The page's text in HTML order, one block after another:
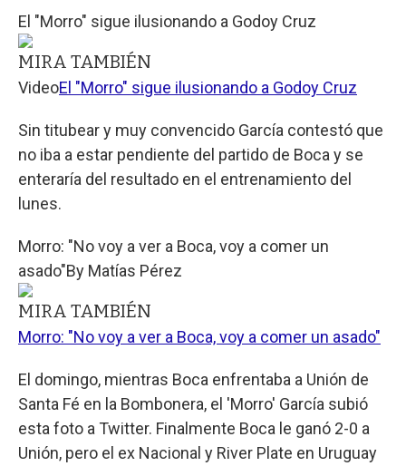
El "Morro" sigue ilusionando a Godoy Cruz
MIRA TAMBIÉN
VideoEl "Morro" sigue ilusionando a Godoy Cruz
Sin titubear y muy convencido García contestó que
no iba a estar pendiente del partido de Boca y se
enteraría del resultado en el entrenamiento del
lunes.
Morro: "No voy a ver a Boca, voy a comer un
asado"By Matías Pérez
MIRA TAMBIÉN
Morro: "No voy a ver a Boca, voy a comer un asado"
El domingo, mientras Boca enfrentaba a Unión de
Santa Fé en la Bombonera, el 'Morro' García subió
esta foto a Twitter. Finalmente Boca le ganó 2-0 a
Unión, pero el ex Nacional y River Plate en Uruguay